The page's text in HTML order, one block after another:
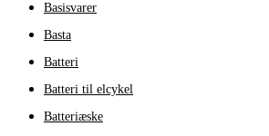
Basisvarer
Basta
Batteri
Batteri til elcykel
Batteriæske